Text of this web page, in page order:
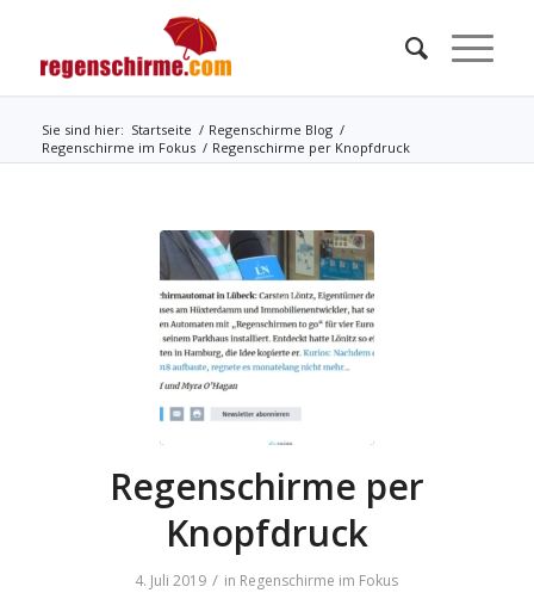
Sie sind hier: Startseite / Regenschirme Blog /
Regenschirme im Fokus / Regenschirme per Knopfdruck
Regenschirme per
Knopfdruck
4. Juli 2019 / in Regenschirme im Fokus